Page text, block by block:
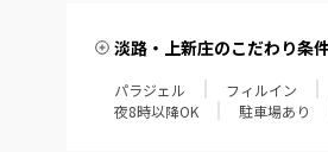
淡路・上新庄のこだわり条
パラジェル フィルイン
夜8時以降OK
駐車場あり